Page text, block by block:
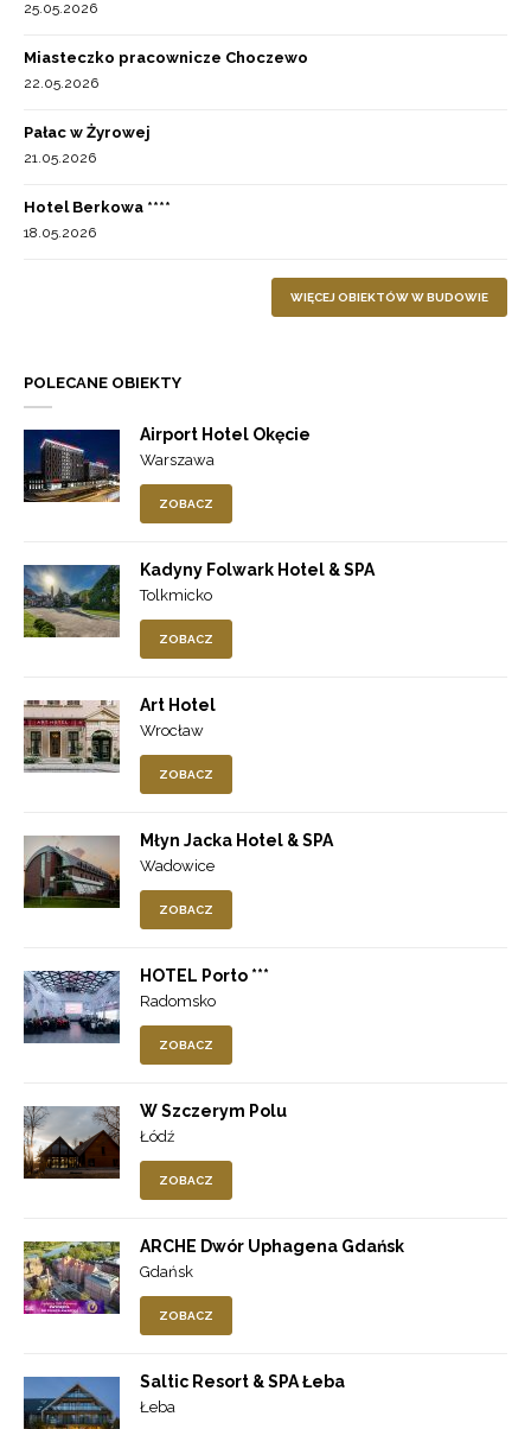
25.05.2026
Miasteczko pracownicze Choczewo
22.05.2026
Pałac w Żyrowej
21.05.2026
Hotel Berkowa ****
18.05.2026
WIĘCEJ OBIEKTÓW W BUDOWIE
POLECANE OBIEKTY
Airport Hotel Okęcie
Warszawa
ZOBACZ
Kadyny Folwark Hotel & SPA
Tolkmicko
ZOBACZ
Art Hotel
Wrocław
ZOBACZ
Młyn Jacka Hotel & SPA
Wadowice
ZOBACZ
HOTEL Porto ***
Radomsko
ZOBACZ
W Szczerym Polu
Łódź
ZOBACZ
ARCHE Dwór Uphagena Gdańsk
Gdańsk
ZOBACZ
Saltic Resort & SPA Łeba
Łeba